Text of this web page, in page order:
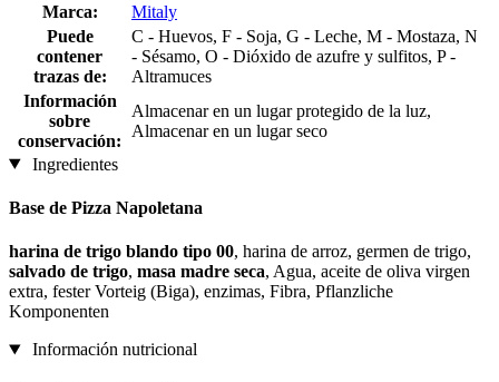
Marca:
Mitaly
Puede
contener
trazas de:
C - Huevos, F - Soja, G - Leche, M - Mostaza, N
- Sésamo, O - Dióxido de azufre y sulfitos, P -
Altramuces
Información
sobre
conservación:
Almacenar en un lugar protegido de la luz,
Almacenar en un lugar seco
Ingredientes
Base de Pizza Napoletana
harina de trigo blando tipo 00, harina de arroz, germen de trigo,
salvado de trigo, masa madre seca, Agua, aceite de oliva virgen
extra, fester Vorteig (Biga), enzimas, Fibra, Pflanzliche
Komponenten
Información nutricional